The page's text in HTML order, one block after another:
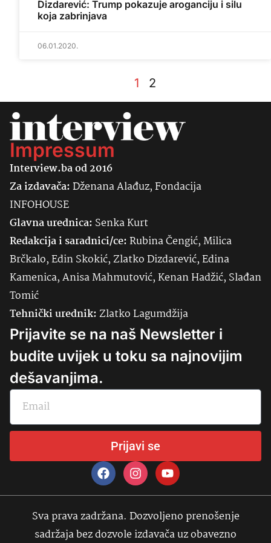
Dizdarević: Trump pokazuje aroganciju i silu
koja zabrinjava
06.01.2020.
1 2
Impressum
Interview.ba od 2016
Za izdavača:Dženana Alađuz, Fondacija
INFOHOUSE
Glavna urednica: SenkaKurt
Redakcija i saradnici/ce:Rubina Čengić, Milica
Brčkalo, Edin Skokić, Zlatko Dizdarević, Edina
Kamenica, Anisa Mahmutović, Kenan Hadžić, Slađan
Tomić
Tehnički urednik:Zlatko Lagumdžija
Prijavite se na naš Newsletter i
budite uvijek u toku sa najnovijim
dešavanjima.
Prijavi se
Sva prava zadržana. Dozvoljeno prenošenje
sadržaja bez dozvole izdavača uz obavezno